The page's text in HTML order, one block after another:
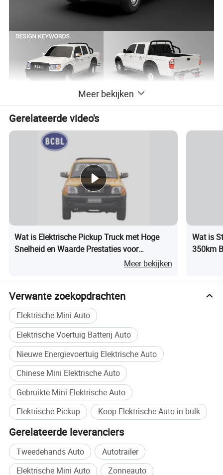
Meer bekijken
Gerelateerde video's
Wat is Elektrische Pickup Truck met Hoge
Snelheid en Waarde Prestaties voor
Meer bekijken
Wat is
350km
Verwante zoekopdrachten
Elektrische Mini Auto
Elektrische Voertuig Batterij Auto
Nieuwe Energievoertuig Elektrische Auto
Chinese Mini Elektrische Auto
Gebruikte Mini Elektrische Auto
Elektrische Pickup
Koop Elektrische Auto in bulk
Gerelateerde leveranciers
Tweedehands Auto
Autotrailer
Elektrische Mini Auto
Zonneauto